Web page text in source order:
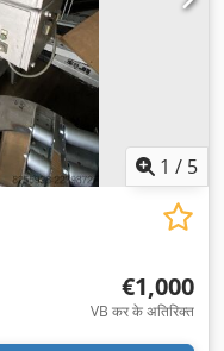
1 / 5
€1,000
VB कर के अतिरिक्त